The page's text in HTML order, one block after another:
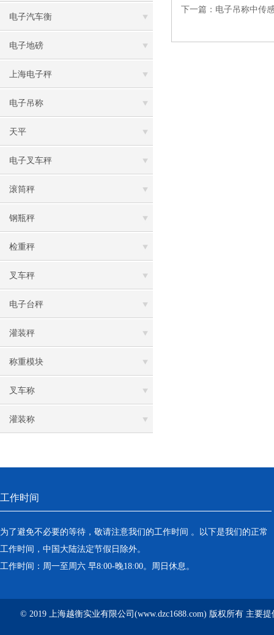
电子汽车衡
电子地磅
上海电子秤
电子吊称
天平
电子叉车秤
滚筒秤
钢瓶秤
检重秤
叉车秤
电子台秤
灌装秤
称重模块
叉车称
灌装称
下一篇： 电子吊称中传
工作时间
为了避免不必要的等待，敬请注意我们的工作时间 。以下是我们的正常
工作时间，中国大陆法定节假日除外。
工作时间：周一至周六 早8:00-晚18:00。周日休息。
© 2019 上海越衡实业有限公司(www.dzc1688.com) 版权所有 主要提